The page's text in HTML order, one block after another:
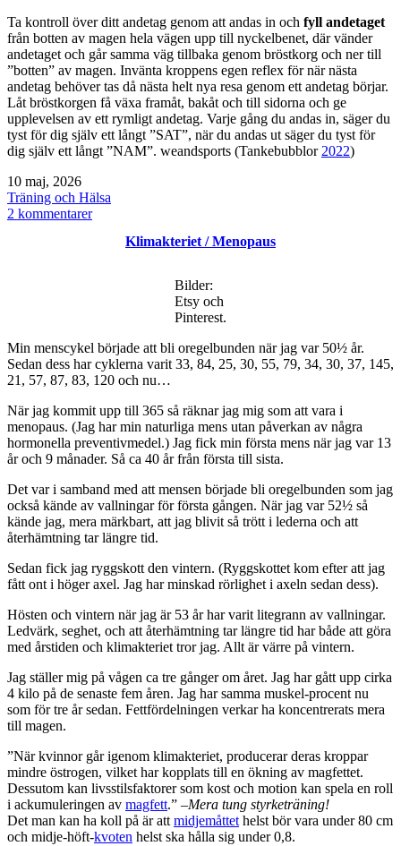
Ta kontroll över ditt andetag genom att andas in och fyll andetaget
från botten av magen hela vägen upp till nyckelbenet, där vänder
andetaget och går samma väg tillbaka genom bröstkorg och ner till
”botten” av magen. Invänta kroppens egen reflex för när nästa
andetag behöver tas då nästa helt nya resa genom ett andetag börjar.
Låt bröstkorgen få växa framåt, bakåt och till sidorna och ge
upplevelsen av ett rymligt andetag. Varje gång du andas in, säger du
tyst för dig själv ett långt ”SAT”, när du andas ut säger du tyst för
dig själv ett långt ”NAM”. weandsports (Tankebubblor 2022)
Publicerat
den
10 maj, 2026
Kategoriserat
som
Träning och Hälsa
2 kommentarertill
Klimakteriet / Menopaus
Bilder:
Etsy och
Pinterest.
Min menscykel började att bli oregelbunden när jag var 50½ år.
Sedan dess har cyklerna varit 33, 84, 25, 30, 55, 79, 34, 30, 37, 145,
21, 57, 87, 83, 120 och nu…
När jag kommit upp till 365 så räknar jag mig som att vara i
menopaus. (Jag har min naturliga mens utan påverkan av några
hormonella preventivmedel.) Jag fick min första mens när jag var 13
år och 9 månader. Så ca 40 år från första till sista.
Det var i samband med att mensen började bli oregelbunden som jag
också kände av vallningar för första gången. När jag var 52½ så
kände jag, mera märkbart, att jag blivit så trött i lederna och att
återhämtning tar längre tid.
Sedan fick jag ryggskott den vintern. (Ryggskottet kom efter att jag
fått ont i höger axel. Jag har minskad rörlighet i axeln sedan dess).
Hösten och vintern när jag är 53 år har varit litegrann av vallningar.
Ledvärk, seghet, och att återhämtning tar längre tid har både att göra
med årstiden och klimakteriet tror jag. Allt är värre på vintern.
Jag ställer mig på vågen ca tre gånger om året. Jag har gått upp cirka
4 kilo på de senaste fem åren. Jag har samma muskel-procent nu
som för tre år sedan. Fettfördelningen verkar ha koncentrerats mera
till magen.
”När kvinnor går igenom klimakteriet, producerar deras kroppar
mindre östrogen, vilket har kopplats till en ökning av magfettet.
Dessutom kan livsstilsfaktorer som kost och motion kan spela en roll
i ackumuleringen av magfett.” –Mera tung styrketräning!
Det man kan ha koll på är attmidjemåttethelst bör vara under 80 cm
och midje-höft-kvoten helst ska hålla sig under 0,8.